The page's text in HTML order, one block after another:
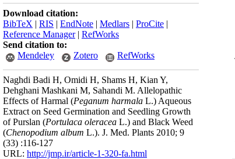
Download citation:
BibTeX | RIS | EndNote | Medlars | ProCite |
Reference Manager| RefWorks
Send citation to:
Mendeley
Zotero RefWorks
Naghdi Badi H, Omidi H, Shams H, Kian Y,
Dehghani Mashkani M, Sahandi M. Allelopathic
Effects of Harmal (Peganum harmala L.) Aqueous
Extract on Seed Germination and Seedling Growth
of Purslan (Portulaca oleracea L.) and Black Weed
(Chenopodium album L.). J. Med. Plants 2010; 9
(33) :116-127
URL: http://jmp.ir/article-1-320-fa.html